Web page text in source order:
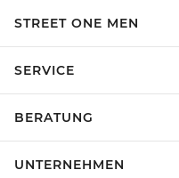
STREET ONE MEN
SERVICE
BERATUNG
UNTERNEHMEN